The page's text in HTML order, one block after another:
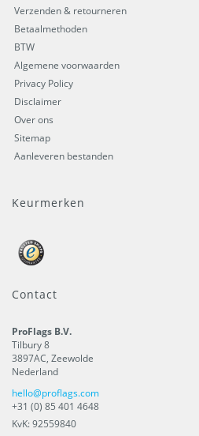
Verzenden & retourneren
Betaalmethoden
BTW
Algemene voorwaarden
Privacy Policy
Disclaimer
Over ons
Sitemap
Aanleveren bestanden
Keurmerken
Contact
ProFlags B.V.
Tilbury 8
3897AC, Zeewolde
Nederland
hello@proflags.com
+31 (0) 85 401 4648
KvK: 92559840